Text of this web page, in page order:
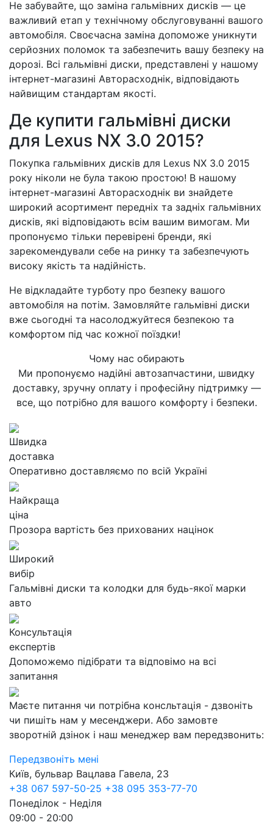
Не забувайте, що заміна гальмівних дисків — це
важливий етап у технічному обслуговуванні вашого
автомобіля. Своєчасна заміна допоможе уникнути
серйозних поломок та забезпечить вашу безпеку на
дорозі. Всі гальмівні диски, представлені у нашому
інтернет-магазині Авторасходнік, відповідають
найвищим стандартам якості.
Де купити гальмівні диски
для Lexus NX 3.0 2015?
Покупка гальмівних дисків для Lexus NX 3.0 2015
року ніколи не була такою простою! В нашому
інтернет-магазині Авторасходнік ви знайдете
широкий асортимент передніх та задніх гальмівних
дисків, які відповідають всім вашим вимогам. Ми
пропонуємо тільки перевірені бренди, які
зарекомендували себе на ринку та забезпечують
високу якість та надійність.
Не відкладайте турботу про безпеку вашого
автомобіля на потім. Замовляйте гальмівні диски
вже сьогодні та насолоджуйтеся безпекою та
комфортом під час кожної поїздки!
Чому нас обирають
Ми пропонуємо надійні автозапчастини, швидку
доставку, зручну оплату і професійну підтримку —
все, що потрібно для вашого комфорту і безпеки.
Швидка
доставка
Оперативно доставляємо по всій Україні
Найкраща
ціна
Прозора вартість без прихованих націнок
Широкий
вибір
Гальмівні диски та колодки для будь-якої марки
авто
Консультація
експертів
Допоможемо підібрати та відповімо на всі
запитання
Маєте питання чи потрібна консльтація - дзвоніть
чи пишіть нам у месенджери. Або замовте
зворотній дзінок і наш менеджер вам передзвонить:
Передзвоніть мені
Київ, бульвар Вацлава Гавела, 23
+38 067 597-50-25 +38 095 353-77-70
Понеділок - Неділя
09:00 - 20:00